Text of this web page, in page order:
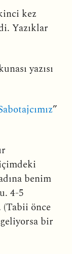
kez
Yazıklar
yazısı
”
benim
4-5
önce
bir